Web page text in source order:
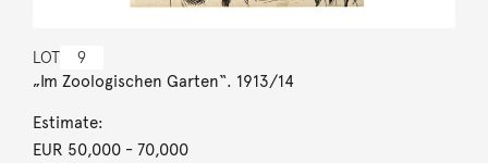
LOT 9
„Im Zoologischen Garten“. 1913/14
Estimate:
EUR 50,000- 70,000